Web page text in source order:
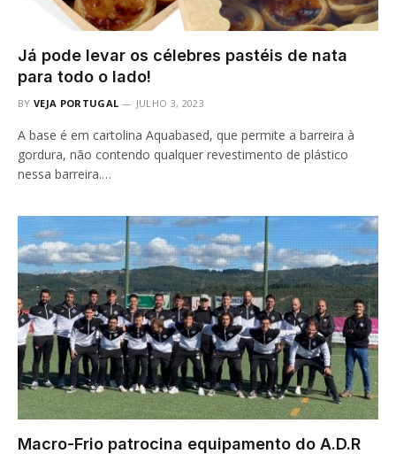
Já pode levar os célebres pastéis de nata
para todo o lado!
BY VEJA PORTUGAL JULHO 3, 2023
A base é em cartolina Aquabased, que permite a barreira à
gordura, não contendo qualquer revestimento de plástico
nessa barreira.…
Macro-Frio patrocina equipamento do A.D.R